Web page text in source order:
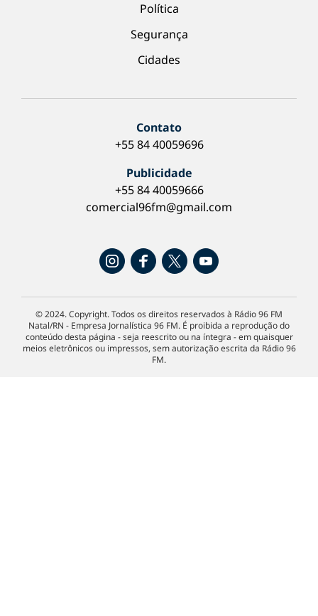
Política
Segurança
Cidades
Contato
+55 84 40059696
Publicidade
+55 84 40059666
comercial96fm@gmail.com
© 2024. Copyright. Todos os direitos reservados à Rádio 96 FM
Natal/RN - Empresa Jornalística 96 FM. É proibida a reprodução do
conteúdo desta página - seja reescrito ou na íntegra - em quaisquer
meios eletrônicos ou impressos, sem autorização escrita da Rádio 96
FM.